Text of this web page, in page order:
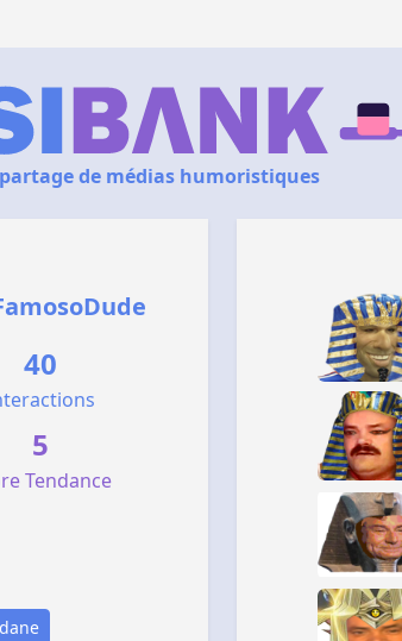
de médias humoristiques
40
5
Tendance